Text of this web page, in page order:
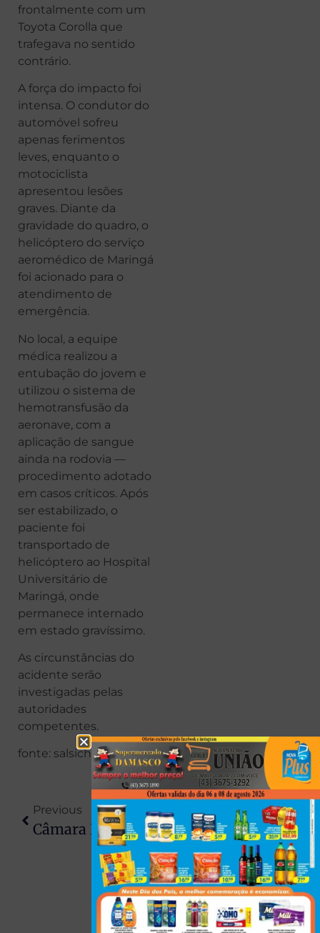
frontalmente com um
Toyota Corolla que
trafegava no sentido
contrário.
A força do impacto foi
intensa. O condutor do
automóvel sofreu
apenas ferimentos
leves, enquanto o
motociclista
apresentou lesões
graves. Diante da
gravidade do quadro, o
helicóptero do serviço
aeromédico de Maringá
foi acionado para o
atendimento de
emergência.
No local, a equipe
médica realizou a
entubação do jovem e
utilizou o sistema de
hemotransfusão da
aeronave, com a
aplicação de sangue
ainda na rodovia —
procedimento adotado
em casos críticos. Após
ser estabilizado, o
paciente foi
transportado de
helicóptero ao Hospital
Universitário de
Maringá, onde
permanece internado
em estado gravíssimo.
As circunstâncias do
acidente serão
investigadas pelas
autoridades
competentes.
fonte: salsicha Maringá
Previous
Câmara De Iguaraçu Foi A Que Mais Gastou Em Diárias Na Região Em 2025
Next
Furto E Suposto Estelionato Em Chácara Levam 11 Pessoas À Delegacia, Incluindo Político De Paiçandu/PR